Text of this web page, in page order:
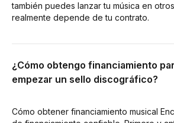
también puedes lanzar tu música en
realmente depende de tu contrato.
¿Cómo obtengo financiamiento
empezar un sello discográfico?
Cómo obtener financiamiento musical